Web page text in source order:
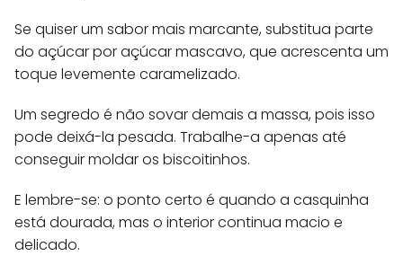
Se quiser um sabor mais marcante, substitua parte
do açúcar por açúcar mascavo, que acrescenta um
toque levemente caramelizado.
Um segredo é não sovar demais a massa, pois isso
pode deixá-la pesada. Trabalhe-a apenas até
conseguir moldar os biscoitinhos.
E lembre-se: o ponto certo é quando a casquinha
está dourada, mas o interior continua macio e
delicado.